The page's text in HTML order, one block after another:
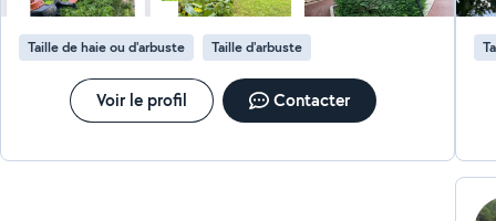
Taille de haie ou d'arbuste Taille d'arbuste
Voir le profil Contacter
plus
déplace dans